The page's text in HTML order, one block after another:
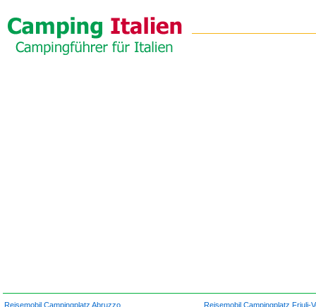
Reisemobil Campingplatz Abruzzo
Reisemobil Campingplatz Friuli-